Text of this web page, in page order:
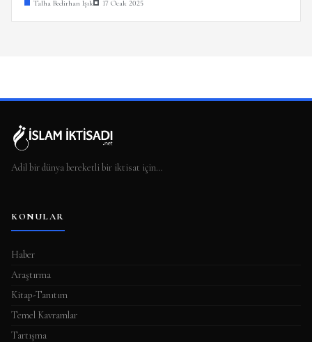
Talha Bedirhan Işık 17 Ocak 2025
Adil bir dünya bereketli bir iktisat için…
KONULAR
Haber
Araştırma
Kitap-Tanıtım
Temel Kavramlar
Tartışma